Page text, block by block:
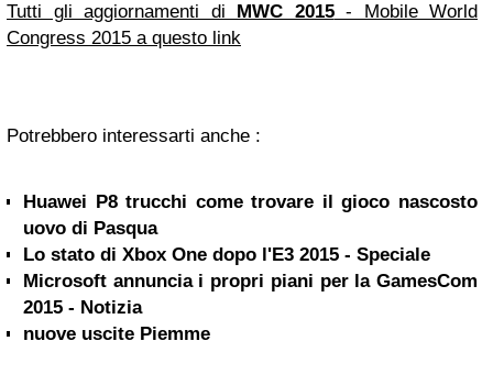
Tutti gli aggiornamenti di MWC 2015- Mobile World
Congress 2015 a questo link
Potrebbero interessarti anche :
Huawei P8 trucchi come trovare il gioco nascosto
uovo di Pasqua
Lo stato di Xbox One dopo l'E3 2015 - Speciale
Microsoft annuncia i propri piani per la GamesCom
2015 - Notizia
nuove uscite Piemme